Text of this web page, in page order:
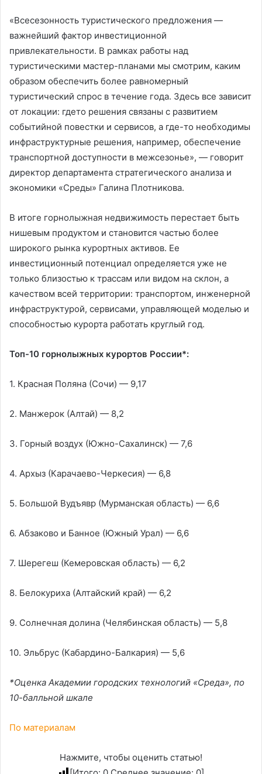
«Всесезонность туристического предложения —
важнейший фактор инвестиционной
привлекательности. В рамках работы над
туристическими мастер-планами мы смотрим, каким
образом обеспечить более равномерный
туристический спрос в течение года. Здесь все зависит
от локации: гдето решения связаны с развитием
событийной повестки и сервисов, а где-то необходимы
инфраструктурные решения, например, обеспечение
транспортной доступности в межсезонье», — говорит
директор департамента стратегического анализа и
экономики «Среды» Галина Плотникова.
В итоге горнолыжная недвижимость перестает быть
нишевым продуктом и становится частью более
широкого рынка курортных активов. Ее
инвестиционный потенциал определяется уже не
только близостью к трассам или видом на склон, а
качеством всей территории: транспортом, инженерной
инфраструктурой, сервисами, управляющей моделью и
способностью курорта работать круглый год.
Топ-10 горнолыжных курортов России*:
1. Красная Поляна (Сочи) — 9,17
2. Манжерок (Алтай) — 8,2
3. Горный воздух (Южно-Сахалинск) — 7,6
4. Архыз (Карачаево-Черкесия) — 6,8
5. Большой Вудъявр (Мурманская область) — 6,6
6. Абзаково и Банное (Южный Урал) — 6,6
7. Шерегеш (Кемеровская область) — 6,2
8. Белокуриха (Алтайский край) — 6,2
9. Солнечная долина (Челябинская область) — 5,8
10. Эльбрус (Кабардино-Балкария) — 5,6
*Оценка Академии городских технологий «Среда», по
10-балльной шкале
По материалам
Нажмите, чтобы оценить статью!